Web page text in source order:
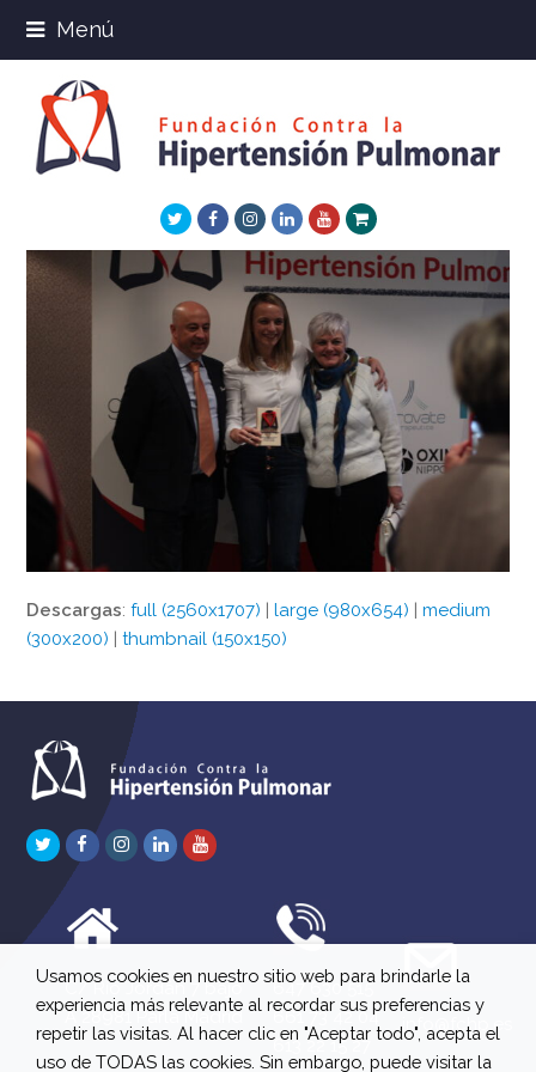
Menú
TwitterFacebookInstagram
LinkedInYoutube
Xing
Descargas:full (2560x1707) |large (980x654) |medium
(300x200) |thumbnail (150x150)
TwitterFacebook
Instagram
LinkedInYoutube
C/ Río Jordán 7 bajo
A 28981 Parla Madrid
647 630 515
661 73 42 04
613 22 15 27
info@fchp.es
Usamos cookies en nuestro sitio web para brindarle la
experiencia más relevante al recordar sus preferencias y
repetir las visitas. Al hacer clic en "Aceptar todo", acepta el
uso de TODAS las cookies. Sin embargo, puede visitar la